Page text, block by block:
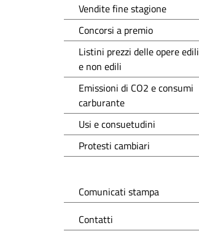
Vendite fine stagione
Concorsi a premio
Listini prezzi delle opere edili
e non edili
Emissioni di CO2 e consumi
carburante
Usi e consuetudini
Protesti cambiari
Comunicati stampa
Contatti